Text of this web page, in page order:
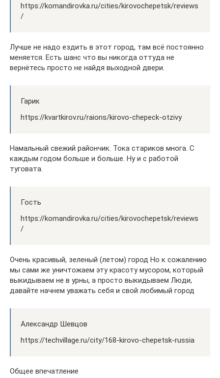
https://komandirovka.ru/cities/kirovochepetsk/reviews
/
Лучше не надо ездить в этот город, там всё постоянно
меняется. Есть шанс что вы никогда оттуда не
вернётесь просто не найдя выходной двери.
Гарик
https://kvartkirov.ru/raions/kirovo-chepeck-otzivy
Намальный свежий райончик. Тока стариков многа. С
каждым годом больше и больше. Ну и с работой
туговата.
Гость
https://komandirovka.ru/cities/kirovochepetsk/reviews
/
Очень красивый, зеленый (летом) город Но к сожалению
мы сами же уничтожаем эту красоту мусором, который
выкидываем не в урны, а просто выкидываем Люди,
давайте начнем уважать себя и свой любимый город
Александр Шевцов
https://techvillage.ru/city/168-kirovo-chepetsk-russia
Общее впечатление